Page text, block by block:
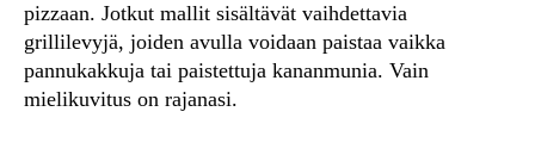
pizzaan. Jotkut mallit sisältävät vaihdettavia
grillilevyjä, joiden avulla voidaan paistaa vaikka
pannukakkuja tai paistettuja kananmunia. Vain
mielikuvitus on rajanasi.